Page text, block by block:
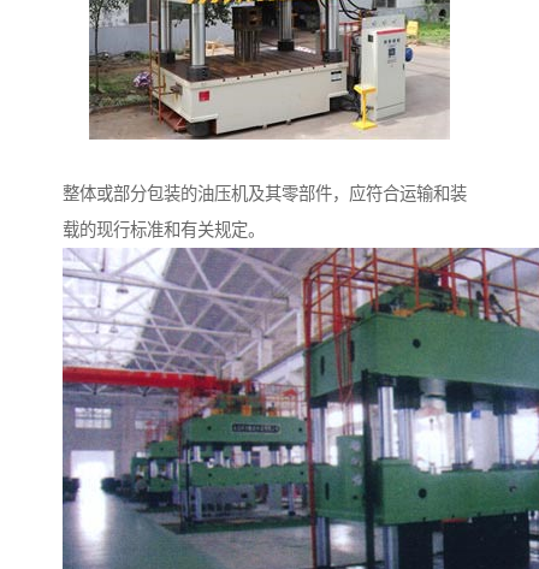
整体或部分包装的油压机及其零部件，应符合运输和装
载的现行标准和有关规定。